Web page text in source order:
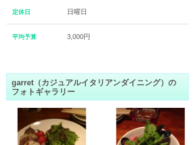
定休日 日曜日
平均予算 3,000円
garret（カジュアルイタリアンダイニング）の
フォトギャラリー